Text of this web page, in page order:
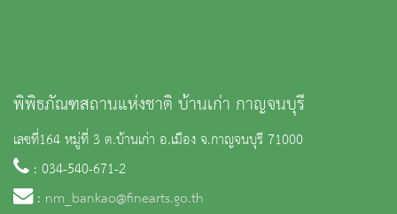
พิพิธภัณฑสถานแห่งชาติ บ้านเก่า กาญจนบุรี
เลขที่164 หมู่ที่ 3 ต.บ้านเก่า อ.เมือง จ.กาญจนบุรี 71000
: 034-540-671-2
: nm_bankao@finearts.go.th